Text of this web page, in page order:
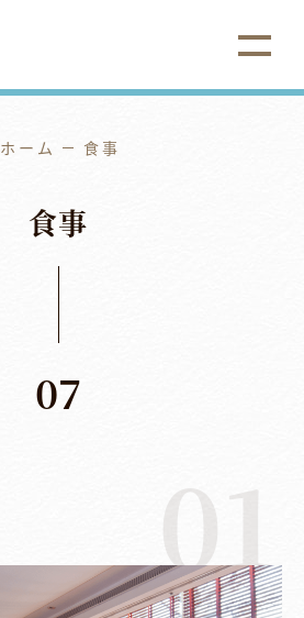
ホーム 食事
食事
07
01